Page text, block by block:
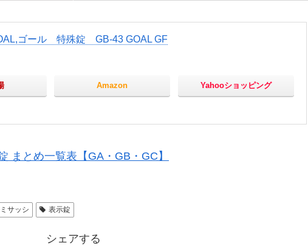
ゴール 特殊錠 GB-43 GOAL GF
Amazon Yahooショッピング
まとめ一覧表【GA・GB・GC】
サッシ 表示錠
シェアする